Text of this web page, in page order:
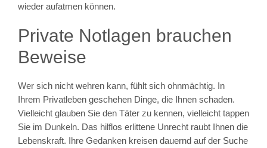
wieder aufatmen können.
Private Notlagen brauchen
Beweise
Wer sich nicht wehren kann, fühlt sich ohnmächtig. In
Ihrem Privatleben geschehen Dinge, die Ihnen schaden.
Vielleicht glauben Sie den Täter zu kennen, vielleicht tappen
Sie im Dunkeln. Das hilflos erlittene Unrecht raubt Ihnen die
Lebenskraft. Ihre Gedanken kreisen dauernd auf der Suche